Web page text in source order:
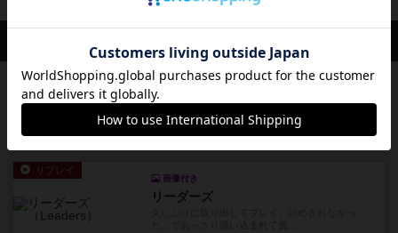
レビュー スライプ
メインコマ一つサブコマ四つでそれぞれプレイし
ます。動かし方はコマか壁に...
15分前by くみ
リプレイ
画像付き
リーダーズ